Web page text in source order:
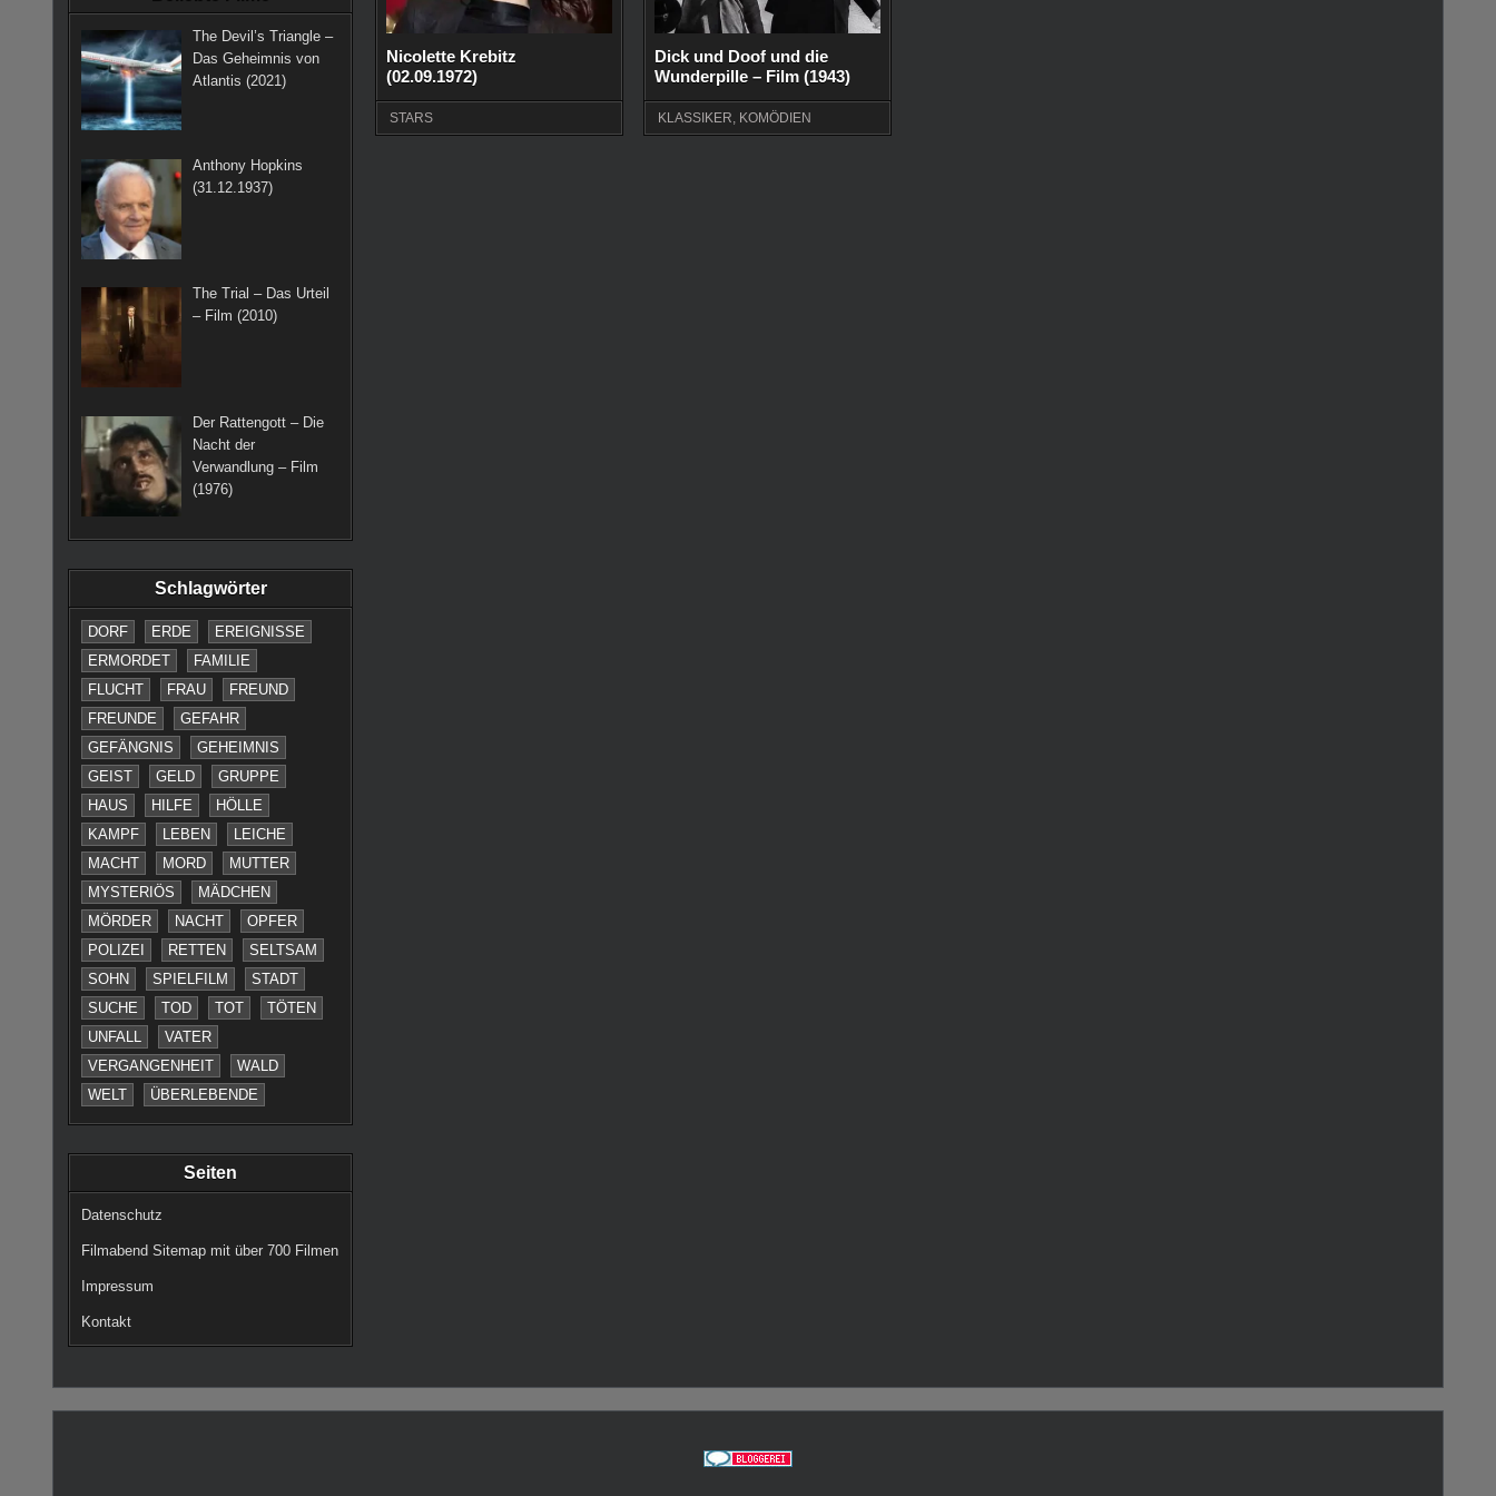
a
s
t
The Devil’s Triangle –
Das Geheimnis von
Atlantis (2021)
Anthony Hopkins
(31.12.1937)
The Trial – Das Urteil
– Film (2010)
Der Rattengott – Die
Nacht der
Verwandlung – Film
(1976)
Schlagwörter
DORF ERDE
EREIGNISSE
ERMORDET
FAMILIE
FLUCHT
FRAU
FREUND
FREUNDE
GEFAHR
GEFÄNGNIS
GEHEIMNIS
GEIST
GELD
GRUPPE
HAUS
HILFE
HÖLLE
KAMPF
LEBEN
LEICHE
MACHT
MORD
MUTTER
MYSTERIÖS
MÄDCHEN
MÖRDER
NACHT
OPFER
POLIZEI
RETTEN
SELTSAM
SOHN
SPIELFILM
STADT
SUCHE
TOD TOT
TÖTEN
UNFALL
VATER
VERGANGENHEIT
WALD
WELT
ÜBERLEBENDE
Seiten
Datenschutz
Filmabend Sitemap mit über 700 Filmen
Impressum
Kontakt
Nicolette Krebitz
(02.09.1972)
STARS
Dick und Doof und die
Wunderpille – Film (1943)
KLASSIKER KOMÖDIEN